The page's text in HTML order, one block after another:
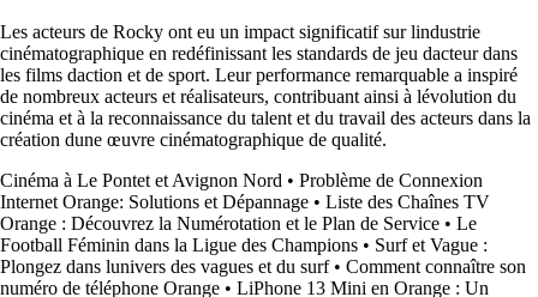
Les acteurs de Rocky ont eu un impact significatif sur lindustrie
cinématographique en redéfinissant les standards de jeu dacteur dans
les films daction et de sport. Leur performance remarquable a inspiré
de nombreux acteurs et réalisateurs, contribuant ainsi à lévolution du
cinéma et à la reconnaissance du talent et du travail des acteurs dans la
création dune œuvre cinématographique de qualité.
Cinéma à Le Pontet et Avignon Nord • Problème de Connexion
Internet Orange: Solutions et Dépannage • Liste des Chaînes TV
Orange : Découvrez la Numérotation et le Plan de Service • Le
Football Féminin dans la Ligue des Champions • Surf et Vague :
Plongez dans lunivers des vagues et du surf• Comment connaître son
numéro de téléphone Orange • LiPhone 13 Mini en Orange : Un